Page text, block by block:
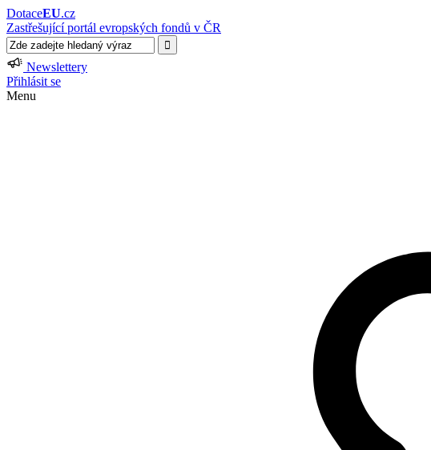
DotaceEU.cz
Zastřešující portál evropských fondů v ČR
Newslettery
Přihlásit se
Menu